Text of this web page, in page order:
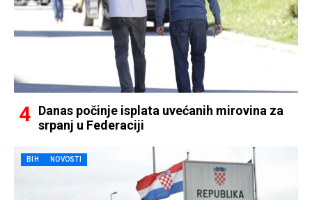
Danas počinje isplata uvećanih mirovina za
srpanj u Federaciji
BIH NOVOSTI